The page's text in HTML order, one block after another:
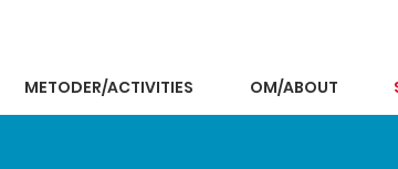
METODER/ACTIVITIES OM/ABOUT